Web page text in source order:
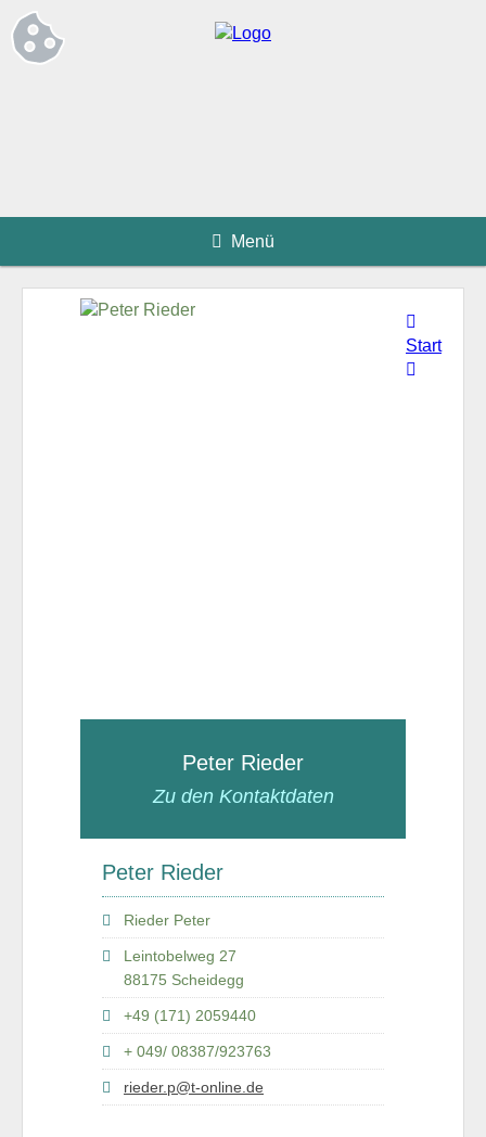
Menü
Peter Rieder
Zu den Kontaktdaten
Peter Rieder
Rieder Peter
Leintobelweg 27
88175 Scheidegg
+49 (171) 2059440
+ 049/ 08387/923763
rieder.p@t-online.de
Start